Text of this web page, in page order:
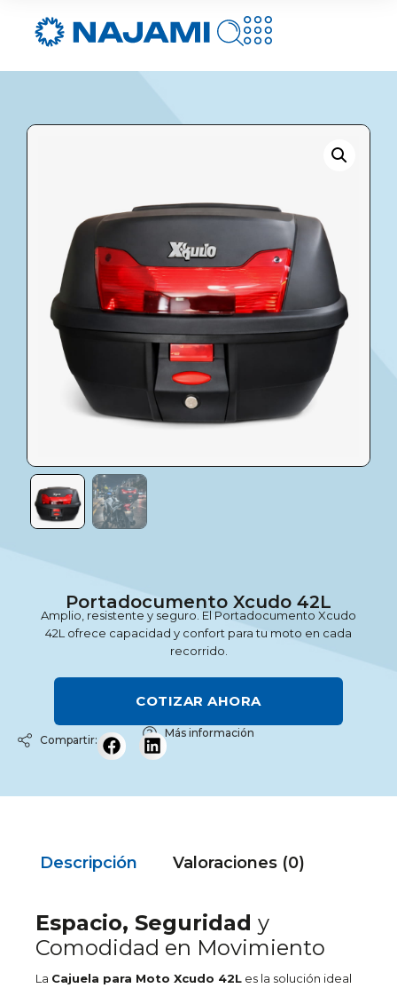
Portadocumento Xcudo 42L
Amplio, resistente y seguro. El Portadocumento Xcudo
42L ofrece capacidad y confort para tu moto en cada
recorrido.
COTIZAR AHORA
Más información
Compartir:
Descripción Valoraciones (0)
Espacio, Seguridad y
Comodidad en Movimiento
La Cajuela para Moto Xcudo 42L es la solución ideal